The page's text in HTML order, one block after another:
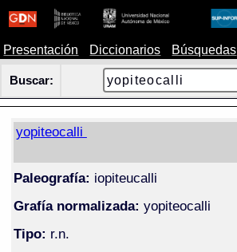
Presentación Diccionarios Búsquedas
Buscar:
yopiteocalli
Paleografía: iopiteucalli
Grafía normalizada: yopiteocalli
Tipo: r.n.